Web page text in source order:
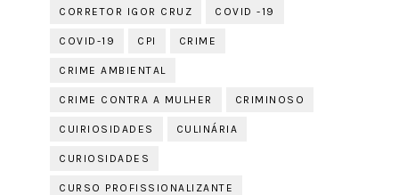
CORRETOR IGOR CRUZ COVID -19
COVID-19 CPI CRIME
CRIME AMBIENTAL
CRIME CONTRA A MULHER CRIMINOSO
CUIRIOSIDADES CULINÁRIA
CURIOSIDADES
CURSO PROFISSIONALIZANTE